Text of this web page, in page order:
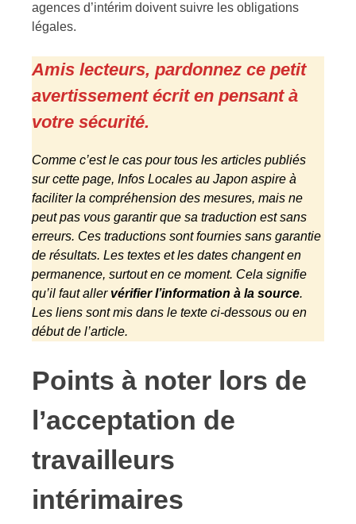
agences d’intérim doivent suivre les obligations
légales.
Amis lecteurs, pardonnez ce petit
avertissement écrit en pensant à
votre sécurité.
Comme c’est le cas pour tous les articles publiés
sur cette page, Infos Locales au Japon aspire à
faciliter la compréhension des mesures, mais ne
peut pas vous garantir que sa traduction est sans
erreurs. Ces traductions sont fournies sans garantie
de résultats. Les textes et les dates changent en
permanence, surtout en ce moment. Cela signifie
qu’il faut aller vérifier l’information à la source.
Les liens sont mis dans le texte ci-dessous ou en
début de l’article.
Points à noter lors de
l’acceptation de
travailleurs
intérimaires